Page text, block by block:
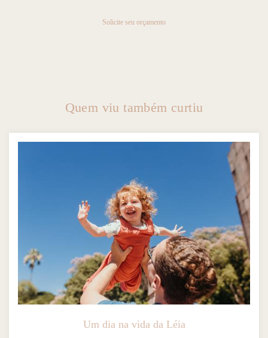
Solicite seu orçamento
Quem viu também curtiu
Um dia na vida da Léia